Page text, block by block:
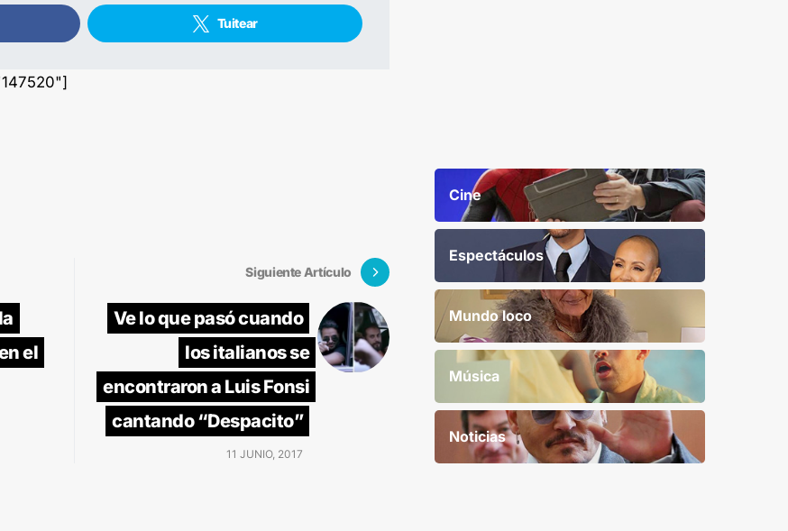
Tuitear
el
Siguiente Artículo
Ve lo que pasó cuando
los italianos se
encontraron a Luis Fonsi
cantando “Despacito”
11 JUNIO, 2017
Cine
Espectáculos
Mundo loco
Música
Noticias